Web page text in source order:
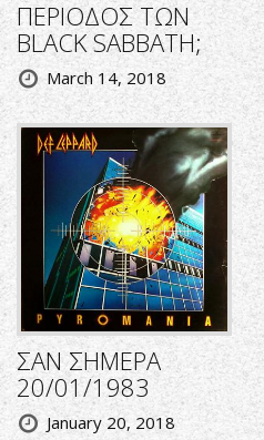
ΠΕΡΙΟΔΟΣ ΤΩΝ
BLACK SABBATH;
March 14, 2018
ΣΑΝ ΣΗΜΕΡΑ
20/01/1983
January 20, 2018